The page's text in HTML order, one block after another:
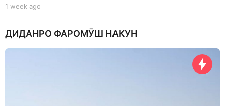
1 week ago
e
ДИДАНРО ФАРОМӮШ НАКУН